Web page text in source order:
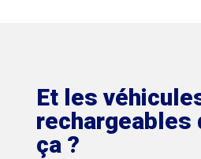
Et les
rechargeables
ça ?